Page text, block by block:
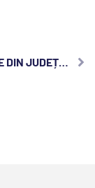
EVENIMENTE DIN JUDEȚUL CLUJ, VINERI, 26 IANUARIE 2024: